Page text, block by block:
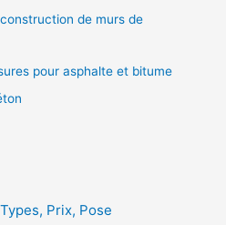
de murs de
pour asphalte et bitume
Prix, Pose